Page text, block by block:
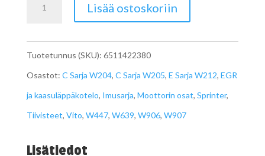
metallitiiviste
EGR
venttiiliin
määrä
Lisää ostoskoriin
Tuotetunnus (SKU): 6511422380
Osastot: C Sarja W204, C Sarja W205, E Sarja W212, EGR
ja kaasuläppäkotelo, Imusarja, Moottorin osat, Sprinter,
Tiivisteet, Vito, W447, W639, W906, W907
Lisätiedot